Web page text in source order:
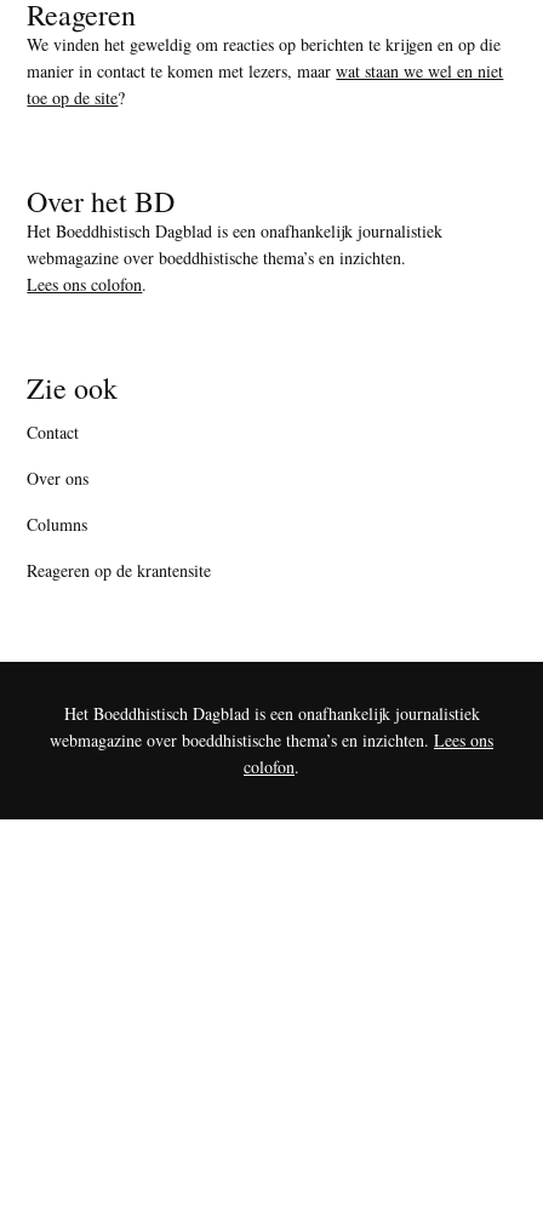
Reageren
We vinden het geweldig om reacties op berichten te krijgen en op die
manier in contact te komen met lezers, maarwat staan we wel en niet
toe op de site?
Over het BD
Het Boeddhistisch Dagblad is een onafhankelijk journalistiek
webmagazine over boeddhistische thema’s en inzichten.
Lees ons colofon.
Zie ook
Contact
Over ons
Columns
Reageren op de krantensite
Het Boeddhistisch Dagblad is een onafhankelijk journalistiek
webmagazine over boeddhistische thema’s en inzichten. Lees ons
colofon.